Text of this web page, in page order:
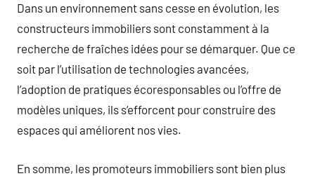
Dans un environnement sans cesse en évolution, les
constructeurs immobiliers sont constamment à la
recherche de fraîches idées pour se démarquer. Que ce
soit par l’utilisation de technologies avancées,
l’adoption de pratiques écoresponsables ou l’offre de
modèles uniques, ils s’efforcent pour construire des
espaces qui améliorent nos vies.
En somme, les promoteurs immobiliers sont bien plus